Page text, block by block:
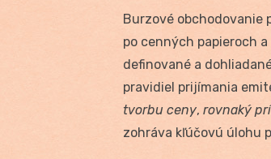
Burzové obchodovanie
po cenných papieroch
definované a
pravidiel prijímania
tvorbu ceny, rovnaký
zohráva kľúčovú úlohu